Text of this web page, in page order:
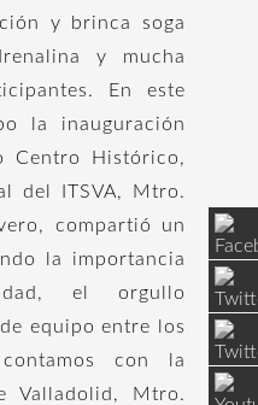
y brinca soga
y mucha
En este
la inauguración
Centro Histórico,
del ITSVA, Mtro.
compartió un
la importancia
el orgullo
equipo entre los
contamos con la
Valladolid, Mtro.